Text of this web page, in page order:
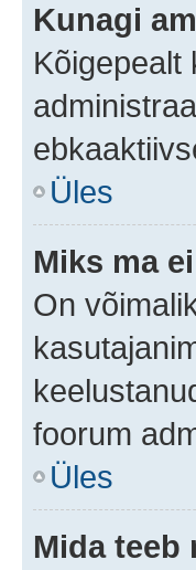
Kunagi
Kõigepealt
Üles
Miks ma
On
foorum
Üles
Mida